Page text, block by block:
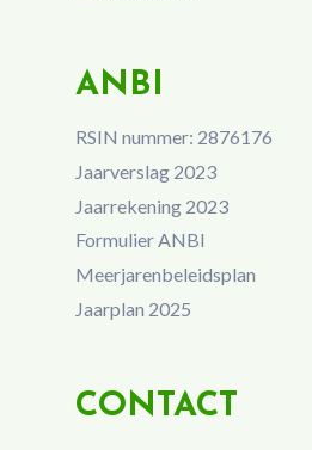
ANBI
RSIN nummer: 2876176
Jaarverslag 2023
Jaarrekening 2023
Formulier ANBI
Meerjarenbeleidsplan
Jaarplan 2025
CONTACT